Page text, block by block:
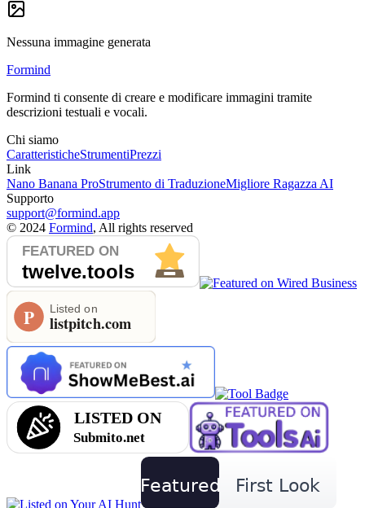
Nessuna immagine generata
Formind
Formind ti consente di creare e modificare immagini tramite
descrizioni testuali e vocali.
Chi siamo
CaratteristicheStrumentiPrezzi
Link
Nano Banana ProStrumento di TraduzioneMigliore Ragazza AI
Supporto
support@formind.app
© 2024 Formind, All rights reserved